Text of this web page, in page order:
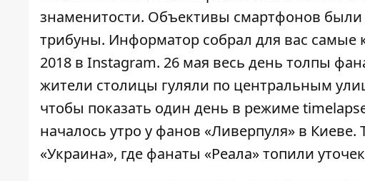
знаменитости. Объективы смартфонов
трибуны. Информатор собрал для вас самые
2018 в Instagram. 26 мая весь день толпы
жители столицы гуляли по центральным
чтобы показать один день в режиме
началось утро у фанов «Ливерпуля» в Киеве.
«Украина», где фанаты «Реала» топили